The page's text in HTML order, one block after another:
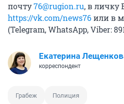
почту76@rugion.ru, в личку
https://vk.com/news76или в
(Telegram, WhatsApp, Viber:
Екатерина
корреспондент
Грабеж Полиция